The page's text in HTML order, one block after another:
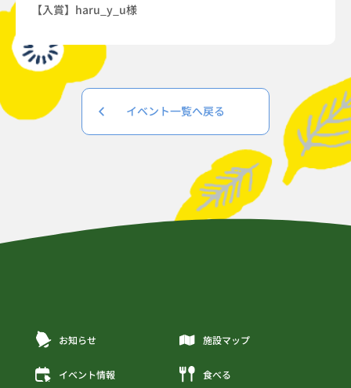
【入賞】haru_y_u様
イベント一覧へ戻る
お知らせ
イベント情報
施設マップ
食べる